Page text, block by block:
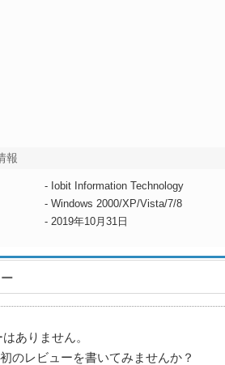
報
- Iobit Information Technology
- Windows 2000/XP/Vista/7/8
- 2019年10月31日
ありません。
のレビューを書いてみませんか？